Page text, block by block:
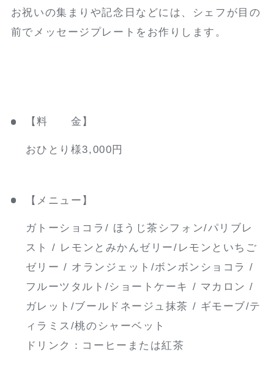
お祝いの集まりや記念日などには、シェフが目の
前でメッセージプレートをお作りします。
【料 金】
おひとり様3,000円
【メニュー】
ガトーショコラ/ ほうじ茶シフォン/パリブレ
スト / レモンとみかんゼリー/レモンといちご
ゼリー / オランジェット/ボンボンショコラ /
フルーツタルト/ショートケーキ / マカロン /
ガレット/ブールドネージュ抹茶 / ギモーブ/テ
ィラミス/桃のシャーベット
ドリンク：コーヒーまたは紅茶